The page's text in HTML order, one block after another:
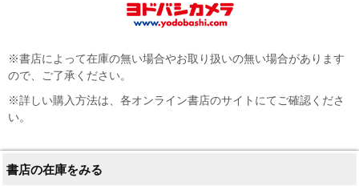
※書店によって在庫の無い場合やお取り扱いの無い場合があります
ので、ご了承ください。
※詳しい購入方法は、各オンライン書店のサイトにてご確認くださ
い。
書店の在庫をみる